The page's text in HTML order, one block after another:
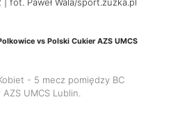
vs Polski Cukier AZS UMCS
- 5 mecz pomiędzy BC
UMCS Lublin.